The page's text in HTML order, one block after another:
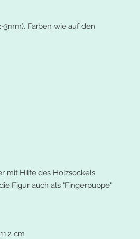
3mm). Farben wie auf den
mit Hilfe des Holzsockels
Figur auch als "Fingerpuppe"
cm